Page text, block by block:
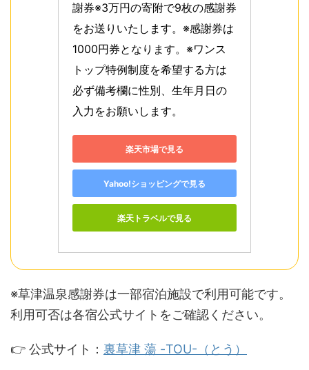
謝券※3万円の寄附で9枚の感謝券
をお送りいたします。※感謝券は
1000円券となります。※ワンス
トップ特例制度を希望する方は
必ず備考欄に性別、生年月日の
入力をお願いします。
楽天市場で見る
Yahoo!ショッピングで見る
楽天トラベルで見る
※草津温泉感謝券は一部宿泊施設で利用可能です。
利用可否は各宿公式サイトをご確認ください。
👉 公式サイト： 裏草津 蕩 -TOU-（とう）